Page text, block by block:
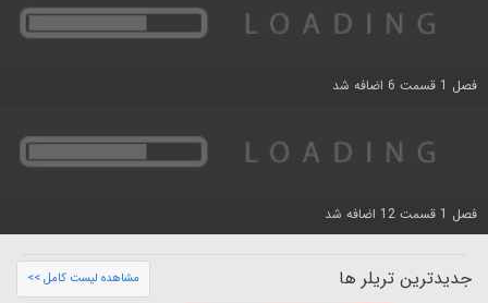
فصل 1 قسمت 6 اضافه شد
فصل 1 قسمت 12 اضافه شد
جدیدترین تریلر ها مشاهده لیست کامل >>